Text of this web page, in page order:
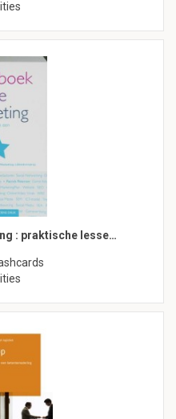
: praktische lesse…